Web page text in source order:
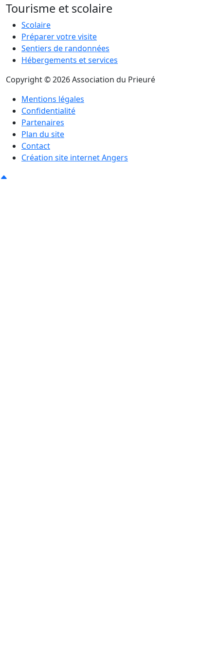
Tourisme et scolaire
Scolaire
Préparer votre visite
Sentiers de randonnées
Hébergements et services
Copyright © 2026 Association du Prieuré
Mentions légales
Confidentialité
Partenaires
Plan du site
Contact
Création site internet Angers